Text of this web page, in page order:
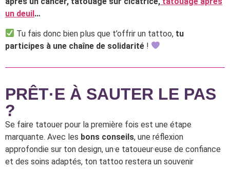
un deuil …
Tu fais donc bien plus que t’offrir un tattoo, tu
participes à une chaîne de solidarité !
PRÊT·E À SAUTER LE PAS
?
Se faire tatouer pour la première fois est une étape
marquante. Avec les bons conseils, une réflexion
approfondie sur ton design, un·e tatoueur·euse de confiance
et des soins adaptés, ton tattoo restera un souvenir